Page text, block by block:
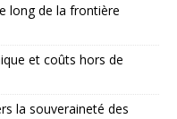
long de la frontière
et coûts hors de
la souveraineté des